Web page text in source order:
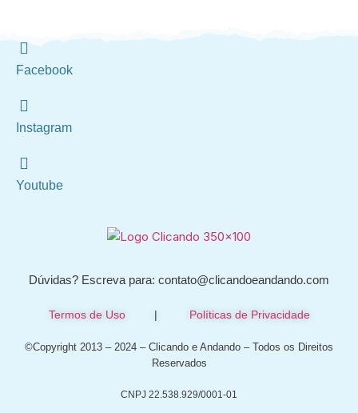
Facebook
Instagram
Youtube
Dúvidas? Escreva para: contato@clicandoeandando.com
Termos de Uso| Políticas de Privacidade
©Copyright 2013 – 2024 – Clicando e Andando – Todos os Direitos
Reservados
CNPJ 22.538.929/0001-01